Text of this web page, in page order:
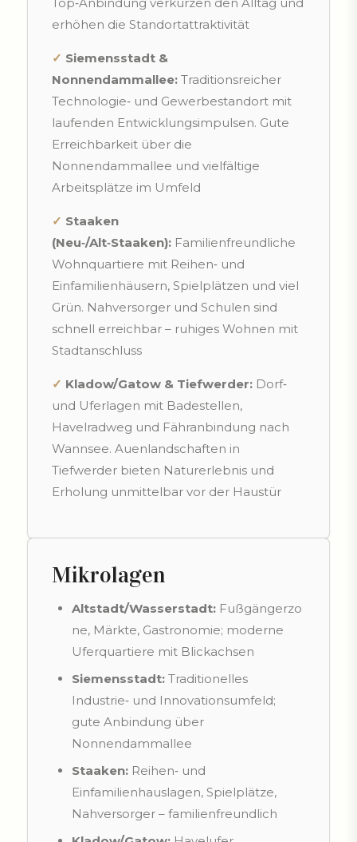
erhöhen die Standortattraktivität
✓ Siemensstadt &
Nonnendammallee: Traditionsreicher
Technologie‑ und Gewerbestandort mit
laufenden Entwicklungsimpulsen. Gute
Erreichbarkeit über die
Nonnendammallee und vielfältige
Arbeitsplätze im Umfeld
✓ Staaken
(Neu‑/Alt‑Staaken): Familienfreundliche
Wohnquartiere mit Reihen‑ und
Einfamilienhäusern, Spielplätzen und viel
Grün. Nahversorger und Schulen sind
schnell erreichbar – ruhiges Wohnen mit
Stadtanschluss
✓ Kladow/Gatow & Tiefwerder: Dorf‑
und Uferlagen mit Badestellen,
Havelradweg und Fähranbindung nach
Wannsee. Auenlandschaften in
Tiefwerder bieten Naturerlebnis und
Erholung unmittelbar vor der Haustür
Mikrolagen
Altstadt/Wasserstadt: Fußgängerzo
ne, Märkte, Gastronomie; moderne
Uferquartiere mit Blickachsen
Siemensstadt: Traditionelles
Industrie‑ und Innovationsumfeld;
gute Anbindung über
Nonnendammallee
Staaken: Reihen‑ und
Einfamilienhauslagen, Spielplätze,
Nahversorger – familienfreundlich